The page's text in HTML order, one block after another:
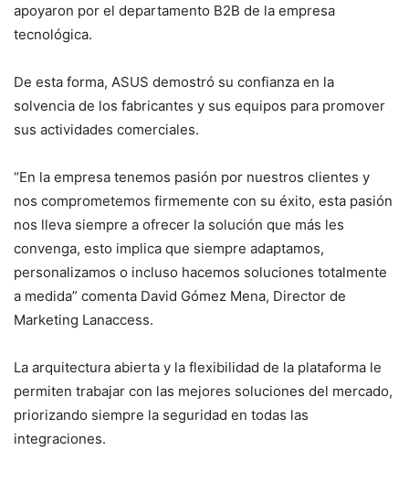
apoyaron por el departamento B2B de la empresa
tecnológica.
De esta forma, ASUS demostró su confianza en la
solvencia de los fabricantes y sus equipos para promover
sus actividades comerciales.
“En la empresa tenemos pasión por nuestros clientes y
nos comprometemos firmemente con su éxito, esta pasión
nos lleva siempre a ofrecer la solución que más les
convenga, esto implica que siempre adaptamos,
personalizamos o incluso hacemos soluciones totalmente
a medida” comenta David Gómez Mena, Director de
Marketing Lanaccess.
La arquitectura abierta y la flexibilidad de la plataforma le
permiten trabajar con las mejores soluciones del mercado,
priorizando siempre la seguridad en todas las
integraciones.